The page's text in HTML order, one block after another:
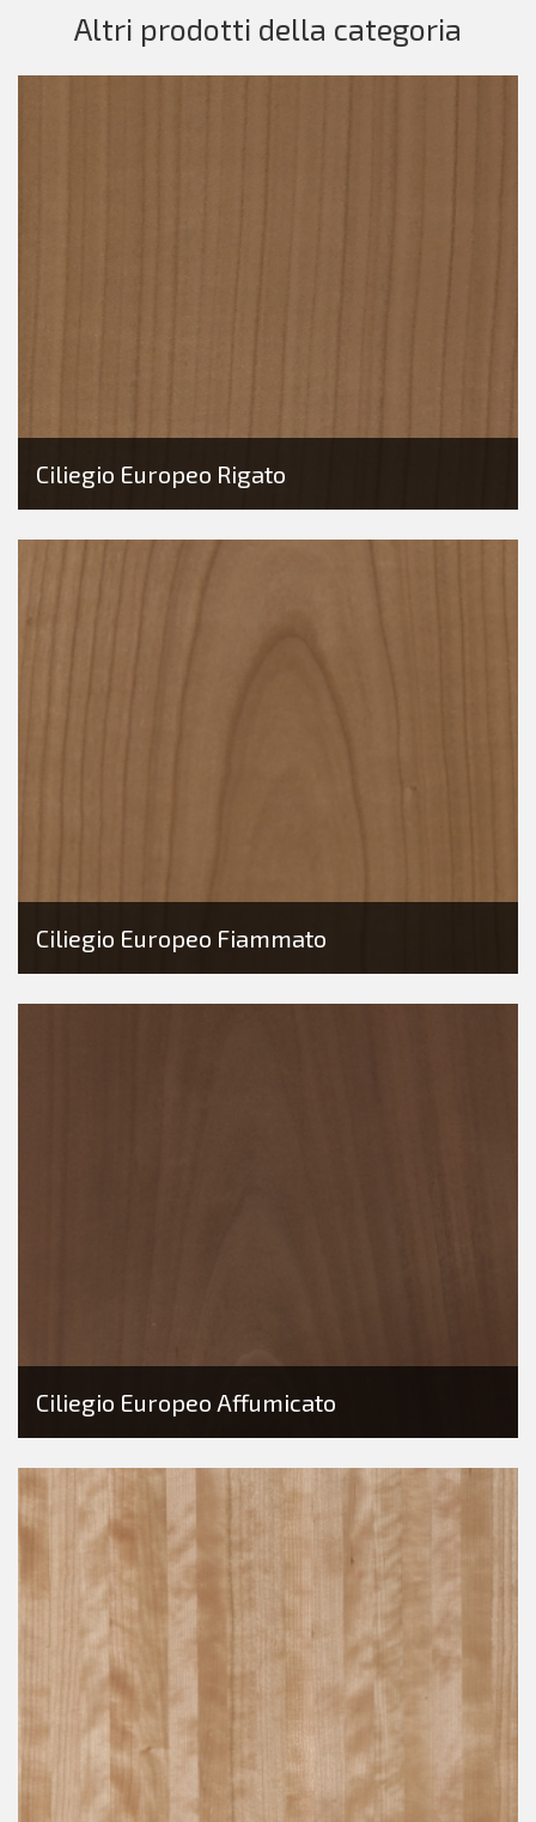
Altri prodotti della categoria
Ciliegio Europeo Rigato
Ciliegio Europeo Fiammato
Ciliegio Europeo Affumicato